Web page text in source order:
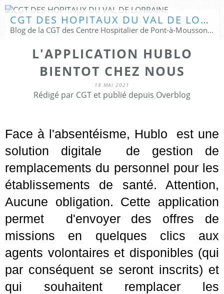
CGT DES HOPITAUX DU VAL DE LORRAINE
Blog de la CGT des Centre Hospitalier de Pont-à-Mousson & Pompey Lay St Christophe
L'APPLICATION HUBLO
BIENTOT CHEZ NOUS
18 MAI 2021
Rédigé par CGT et publié depuis Overblog
Face à l'absentéisme, Hublo est une
solution digitale de gestion de
remplacements du personnel pour les
établissements de santé. Attention,
Aucune obligation. Cette application
permet d'envoyer des offres de
missions en quelques clics aux
agents volontaires et disponibles (qui
par conséquent se seront inscrits) et
qui souhaitent remplacer les